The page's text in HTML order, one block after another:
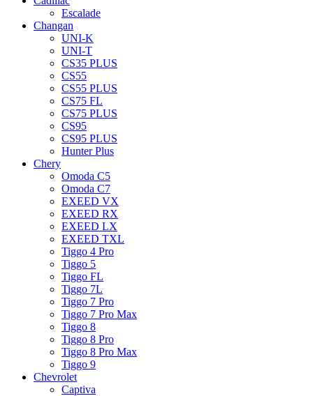
Escalade
Changan
UNI-K
UNI-T
CS35 PLUS
CS55
CS55 PLUS
CS75 FL
CS75 PLUS
CS95
CS95 PLUS
Hunter Plus
Chery
Omoda C5
Omoda C7
EXEED VX
EXEED RX
EXEED LX
EXEED TXL
Tiggo 4 Pro
Tiggo 5
Tiggo FL
Tiggo 7L
Tiggo 7 Pro
Tiggo 7 Pro Max
Tiggo 8
Tiggo 8 Pro
Tiggo 8 Pro Max
Tiggo 9
Chevrolet
Captiva